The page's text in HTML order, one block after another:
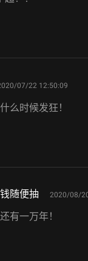
07/22 12:50:09
么时候发狂！
随便抽 says:
2020/08/
有一万年！